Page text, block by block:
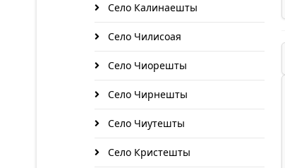
Село Калинаешты
Село Чилисоая
Село Чиорешты
Село Чирнешты
Село Чиутешты
Село Кристешты